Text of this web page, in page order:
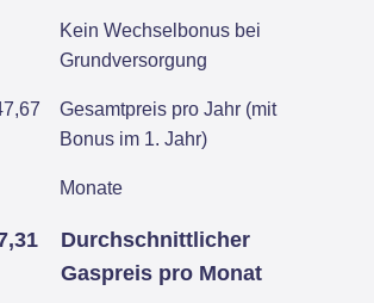
Kein Wechselbonus bei
Grundversorgung
Gesamtpreis pro Jahr (mit
Bonus im 1. Jahr)
Monate
Durchschnittlicher
Gaspreis pro Monat